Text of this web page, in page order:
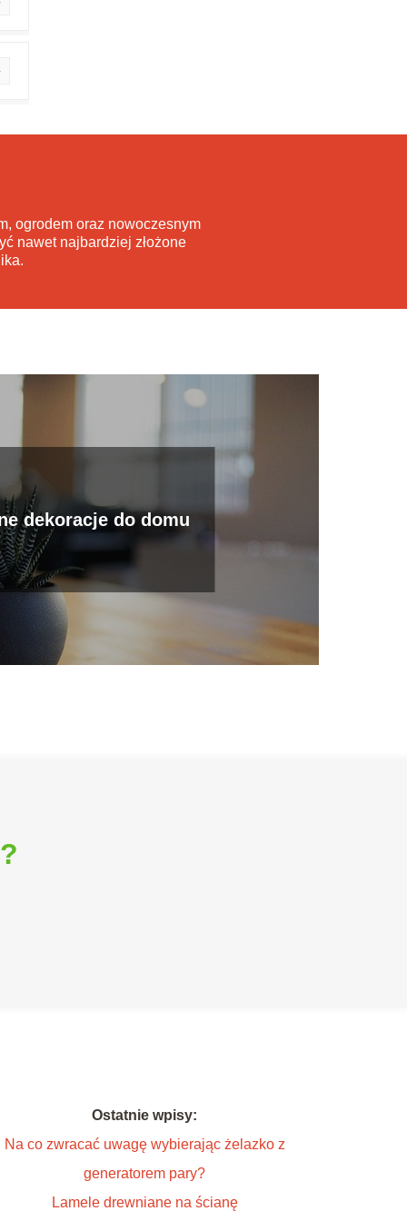
ogrodem oraz nowoczesnym
nawet najbardziej złożone
dekoracje do domu
Ostatnie wpisy:
Na co zwracać uwagę wybierając żelazko z
generatorem pary?
Lamele drewniane na ścianę